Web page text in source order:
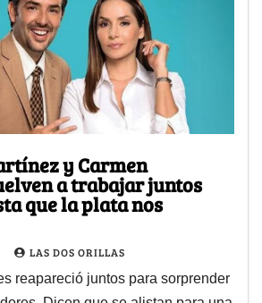
y Carmen
a trabajar juntos
que la plata nos
LAS DOS ORILLAS
reapareció juntos para sorprender